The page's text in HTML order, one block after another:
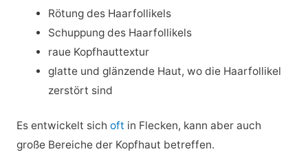
Rötung des Haarfollikels
Schuppung des Haarfollikels
raue Kopfhauttextur
glatte und glänzende Haut, wo die Haarfollikel
zerstört sind
Es entwickelt sich oft in Flecken, kann aber auch
große Bereiche der Kopfhaut betreffen.